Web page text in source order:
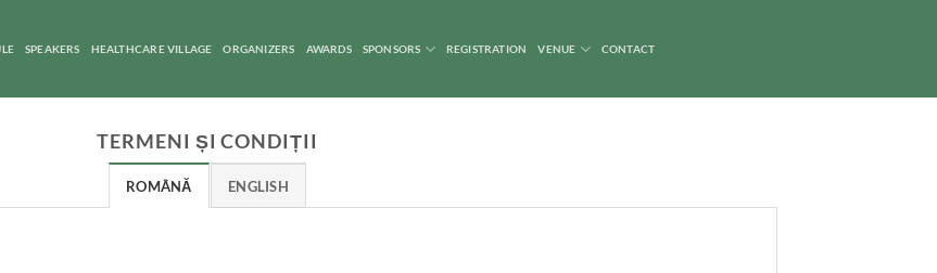
SPEAKERS HEALTHCARE VILLAGE ORGANIZERS AWARDS SPONSORS REGISTRATION VENUE CONTACT
TERMENI ȘI CONDIȚII
ROMÂNĂ ENGLISH